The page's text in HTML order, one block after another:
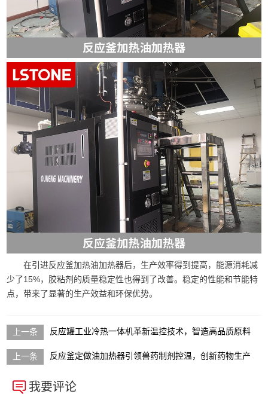
在引进反应釜加热油加热器后，生产效率得到提高，能源消耗减
少了15%，胶粘剂的质量稳定性也得到了改善。稳定的性能和节能特
点，带来了显著的生产效益和环保优势。
反应罐工业冷热一体机革新温控技术，智造高品质原料
反应釜定做油加热器引领兽药制剂控温，创新药物生产
我要评论